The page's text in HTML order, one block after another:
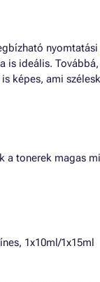
ideális.
képes, ami
tonerek magas
1x10ml/1x15ml